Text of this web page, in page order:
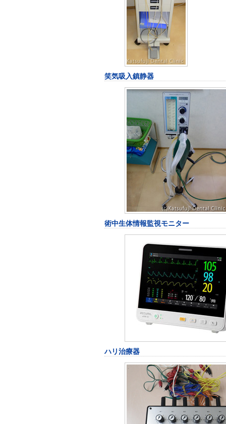
笑気吸入鎮静器
術中生体情報監視モニター
ハリ治療器